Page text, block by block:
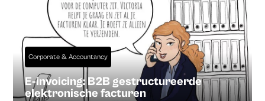
Corporate & Accountancy
E-invoicing: B2B gestructureerde
elektronische facturen